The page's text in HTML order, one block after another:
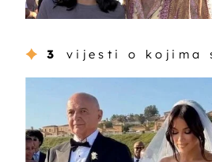
3 vijesti o kojima